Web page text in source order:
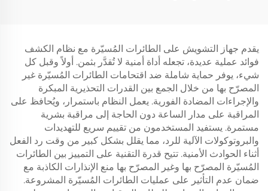
يقدم جهاز التشويش على الطائرات المُسيّرة مع نظام الكشف
فوائد عملية عديدة، تجعله أداة أمنية لا تُقدَّر بثمن. أولاً وقبل كل
شيء، يوفر حماية شاملة ضد اقتحامات الطائرات المُسيّرة غير
المصرّح بها من خلال الجمع بين القدرات التحذيرية المبكرة
والإجراءات المضادة الفورية. يعمل النظام باستمرار، ويُحافظ على
المراقبة على مدار الساعة دون الحاجة إلى مراقبة بشرية
مستمرة. يستفيد المستخدمون من تقييم سريع للتهديدات
والبروتوكولات الآلية للرد، مما يقلل بشكل كبير من وقت رد الفعل
أثناء الحوادث الأمنية. تتيح قدرة التقنية على التمييز بين الطائرات
المُسيّرة المصرّح بها وغير المصرّح بها منع الإنذارات الكاذبة مع
ضمان عدم التأثير على عمليات الطائرات المُسيّرة المشروعة.